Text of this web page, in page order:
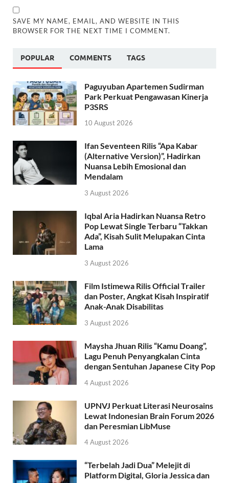
SAVE MY NAME, EMAIL, AND WEBSITE IN THIS
BROWSER FOR THE NEXT TIME I COMMENT.
POPULAR COMMENTS TAGS
Paguyuban Apartemen Sudirman
Park Perkuat Pengawasan Kinerja
P3SRS
10 August 2026
Ifan Seventeen Rilis “Apa Kabar
(Alternative Version)”, Hadirkan
Nuansa Lebih Emosional dan
Mendalam
3 August 2026
Iqbal Aria Hadirkan Nuansa Retro
Pop Lewat Single Terbaru “Takkan
Ada”, Kisah Sulit Melupakan Cinta
Lama
3 August 2026
Film Istimewa Rilis Official Trailer
dan Poster, Angkat Kisah Inspiratif
Anak-Anak Disabilitas
3 August 2026
Maysha Jhuan Rilis “Kamu Doang”,
Lagu Penuh Penyangkalan Cinta
dengan Sentuhan Japanese City Pop
4 August 2026
UPNVJ Perkuat Literasi Neurosains
Lewat Indonesian Brain Forum 2026
dan Peresmian LibMuse
4 August 2026
“Terbelah Jadi Dua” Melejit di
Platform Digital, Gloria Jessica dan